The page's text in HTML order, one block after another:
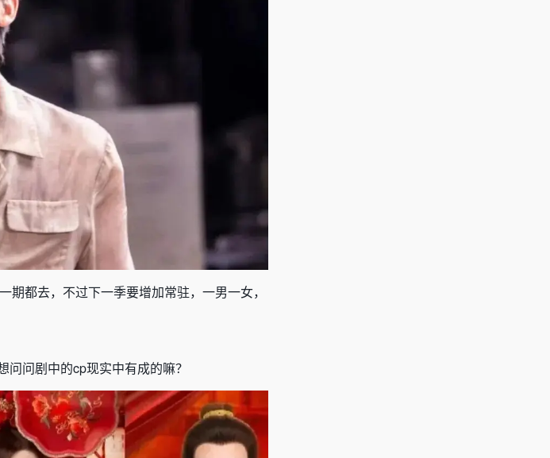
都去，不过下一季要增加常驻，一男一女，
问问剧中的cp现实中有成的嘛？